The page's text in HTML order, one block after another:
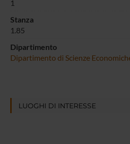
1
Stanza
1.85
Dipartimento
Dipartimento di Scienze
LUOGHI DI INTERESSE